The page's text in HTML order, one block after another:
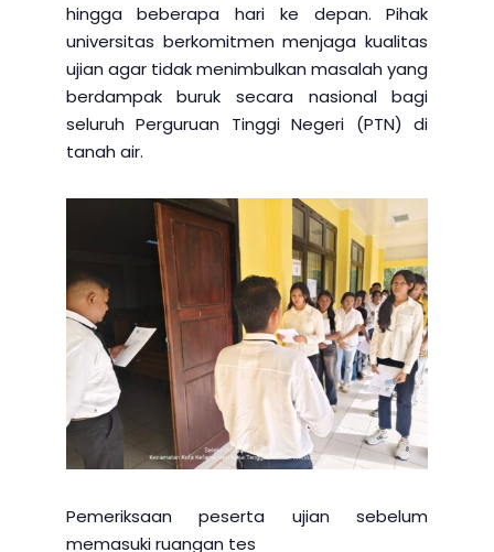
hingga beberapa hari ke depan. Pihak
universitas berkomitmen menjaga kualitas
ujian agar tidak menimbulkan masalah yang
berdampak buruk secara nasional bagi
seluruh Perguruan Tinggi Negeri (PTN) di
tanah air.
Pemeriksaan peserta ujian sebelum
memasuki ruangan tes